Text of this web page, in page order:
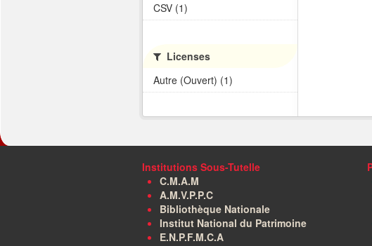
CSV (1)
Licenses
Autre (Ouvert) (1)
Institutions Sous-Tutelle
C.M.A.M
A.M.V.P.P.C
Bibliothèque Nationale
Institut National du Patrimoine
E.N.P.F.M.C.A